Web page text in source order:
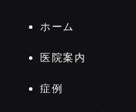
ホーム
医院案内
症例